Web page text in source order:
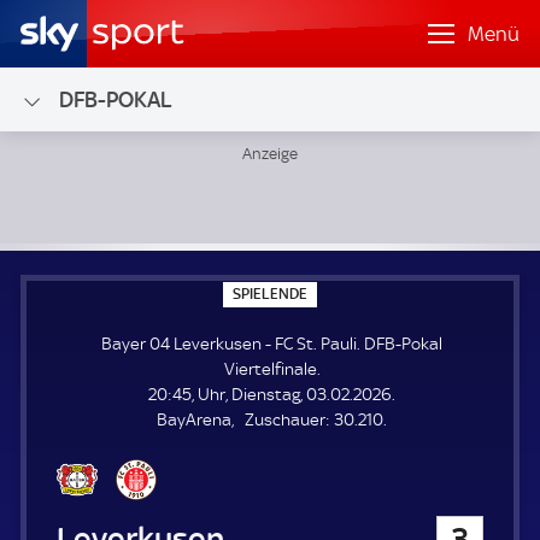
Menü
DFB-POKAL
SPIELENDE
P
E
E
N
E
Bayer 04 Leverkusen - FC St. Pauli. DFB-Pokal
Viertelfinale.
20:45, Uhr, Dienstag, 03.02.2026.
BayArena
Zuschauer: Z
30.210.